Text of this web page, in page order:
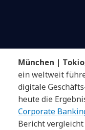
München |
ein weltweit
digitale
heute die
Corporate
Bericht